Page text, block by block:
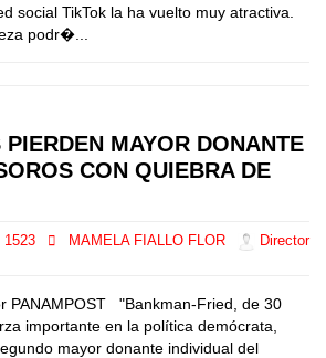
social TikTok la ha vuelto muy atractiva.
podr�...
PIERDEN MAYOR DONANTE
CON QUIEBRA DE
1523 MAMELA FIALLO FLOR
Director
PANAMPOST "Bankman-Fried, de 30
importante en la política demócrata,
mayor donante individual del